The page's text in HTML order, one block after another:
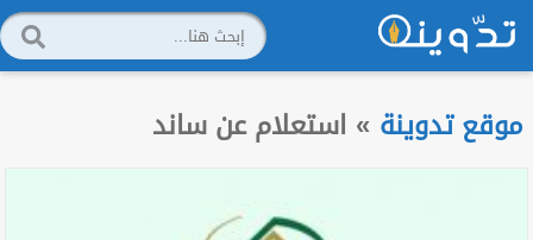
موقع تدوينة » استعلام عن ساند